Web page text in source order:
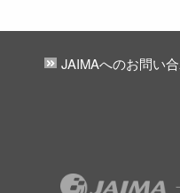
JAIMAへのお問い